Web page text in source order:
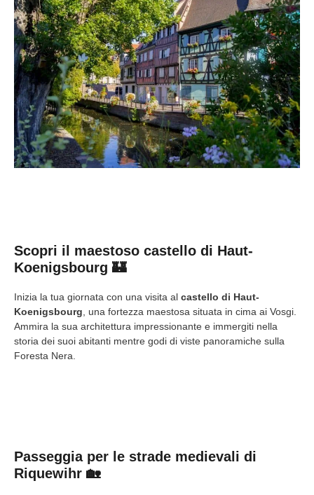
Scopri il maestoso castello di Haut-
Koenigsbourg 🏰
Inizia la tua giornata con una visita al castello di Haut-
Koenigsbourg , una fortezza maestosa situata in cima ai Vosgi.
Ammira la sua architettura impressionante e immergiti nella
storia dei suoi abitanti mentre godi di viste panoramiche sulla
Foresta Nera.
Passeggia per le strade medievali di
Riquewihr 🏡